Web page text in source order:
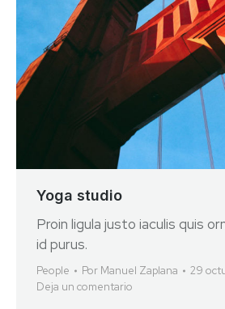
Yoga studio
Proin ligula justo iaculis quis
id purus.
People Por Manuel Zaplana
29
Deja un comentario